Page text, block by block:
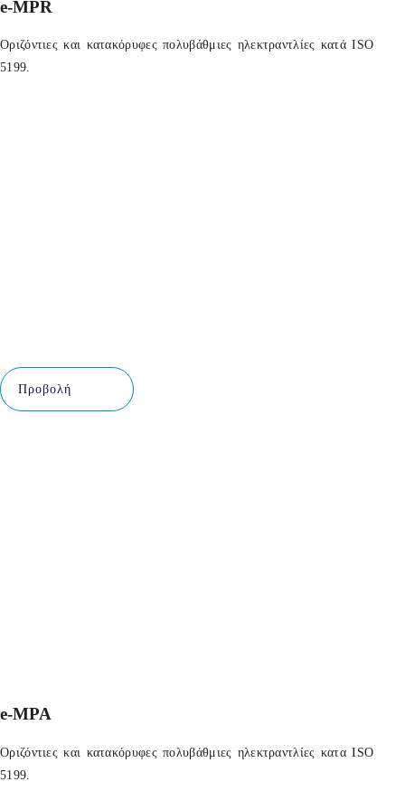
e-MPR
Οριζόντιες και κατακόρυφες πολυβάθμιες ηλεκτραντλίες κατά ISO
5199.
Προβολή
e-MPA
Οριζόντιες και κατακόρυφες πολυβάθμιες ηλεκτραντλίες κατα ISO
5199.